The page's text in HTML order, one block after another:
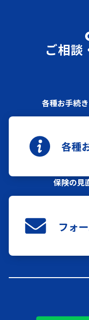
ご相談
各種お手続
保険の見